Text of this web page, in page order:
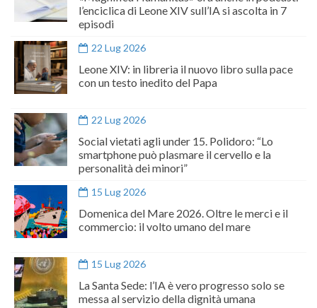
l’enciclica di Leone XIV sull’IA si ascolta in 7
episodi
22 Lug 2026
Leone XIV: in libreria il nuovo libro sulla pace
con un testo inedito del Papa
22 Lug 2026
Social vietati agli under 15. Polidoro: “Lo
smartphone può plasmare il cervello e la
personalità dei minori”
15 Lug 2026
Domenica del Mare 2026. Oltre le merci e il
commercio: il volto umano del mare
15 Lug 2026
La Santa Sede: l’IA è vero progresso solo se
messa al servizio della dignità umana